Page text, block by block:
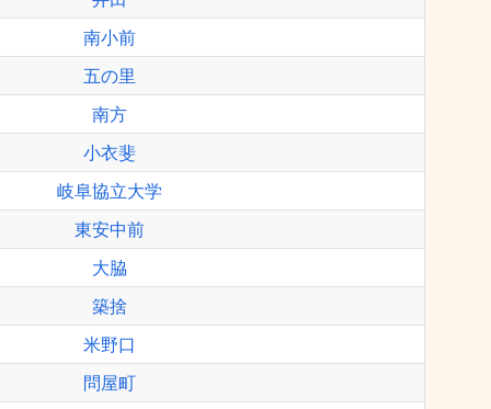
南小前
五の里
南方
小衣斐
岐阜協立大学
東安中前
大脇
築捨
米野口
問屋町